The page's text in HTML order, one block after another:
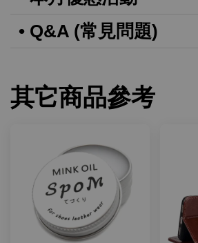
• Q&A (常見問題)
其它商品參考